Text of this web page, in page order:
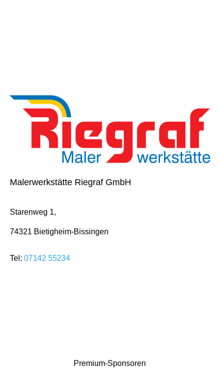
Malerwerkstätte Riegraf GmbH
Starenweg 1,
74321 Bietigheim-Bissingen
Tel: 07142 55234
Premium-Sponsoren